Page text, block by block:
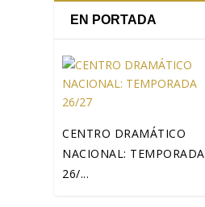
EN PORTADA
CENTRO DRAMÁTICO
NACIONAL: TEMPORADA
26/...